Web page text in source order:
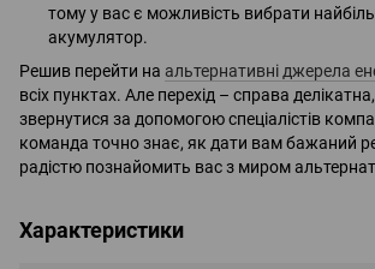
тому у вас є можливість вибрати
акумулятор.
Решив перейти на альтернативні джерела
всіх пунктах. Але перехід – справа
звернутися за допомогою спеціалістів
команда точно знає, як дати вам бажаний
радістю познайомить вас з миром
Характеристики